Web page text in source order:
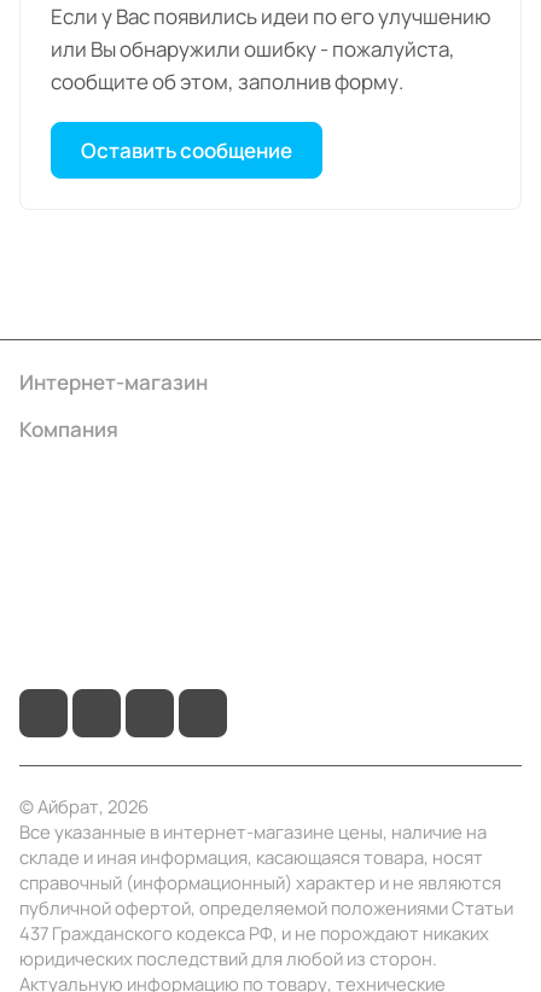
Если у Вас появились идеи по его улучшению
или Вы обнаружили ошибку - пожалуйста,
сообщите об этом, заполнив форму.
Оставить сообщение
Интернет-магазин
Компания
© Айбрат, 2026
Все указанные в интернет-магазине цены, наличие на
складе и иная информация, касающаяся товара, носят
справочный (информационный) характер и не являются
публичной офертой, определяемой положениями Статьи
437 Гражданского кодекса РФ, и не порождают никаких
юридических последствий для любой из сторон.
Актуальную информацию по товару, технические